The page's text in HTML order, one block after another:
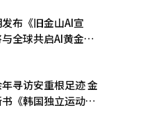
布《旧金山AI宣
全球共启AI黄金时
寻访安重根足迹 金
《韩国独立运动圣